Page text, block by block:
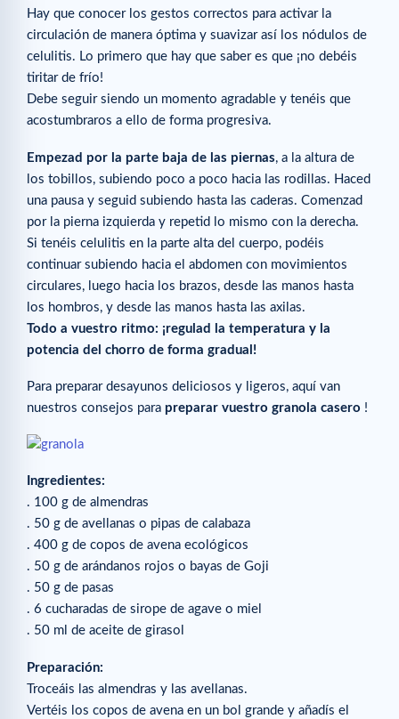
Hay que conocer los gestos correctos para activar la
circulación de manera óptima y suavizar así los nódulos de
celulitis. Lo primero que hay que saber es que ¡no debéis
tiritar de frío!
Debe seguir siendo un momento agradable y tenéis que
acostumbraros a ello de forma progresiva.
Empezad por la parte baja de las piernas, a la altura de
los tobillos, subiendo poco a poco hacia las rodillas. Haced
una pausa y seguid subiendo hasta las caderas. Comenzad
por la pierna izquierda y repetid lo mismo con la derecha.
Si tenéis celulitis en la parte alta del cuerpo, podéis
continuar subiendo hacia el abdomen con movimientos
circulares, luego hacia los brazos, desde las manos hasta
los hombros, y desde las manos hasta las axilas.
Todo a vuestro ritmo: ¡regulad la temperatura y la
potencia del chorro de forma gradual!
Para preparar desayunos deliciosos y ligeros, aquí van
nuestros consejos para preparar vuestro granola casero !
Ingredientes:
. 100 g de almendras
. 50 g de avellanas o pipas de calabaza
. 400 g de copos de avena ecológicos
. 50 g de arándanos rojos o bayas de Goji
. 50 g de pasas
. 6 cucharadas de sirope de agave o miel
. 50 ml de aceite de girasol
Preparación:
Troceáis las almendras y las avellanas.
Vertéis los copos de avena en un bol grande y añadís el